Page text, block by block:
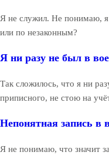
Я не служил. Не понимаю,
или по незаконным?
Я ни разу не был в
Так сложилось, что я ни
приписного, не стою на
Непонятная запись в
Я не понимаю, что значит